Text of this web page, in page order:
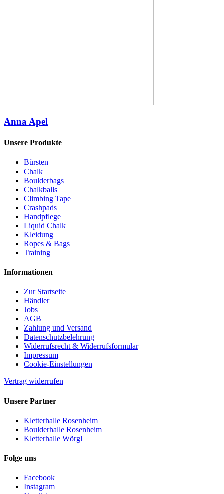
Anna Apel
Unsere Produkte
Bürsten
Chalk
Boulderbags
Chalkballs
Climbing Tape
Crashpads
Handpflege
Liquid Chalk
Kleidung
Ropes & Bags
Training
Informationen
Zur Startseite
Händler
Jobs
AGB
Zahlung und Versand
Datenschutzbelehrung
Widerrufsrecht & Widerrufsformular
Impressum
Cookie-Einstellungen
Vertrag widerrufen
Unsere Partner
Kletterhalle Rosenheim
Boulderhalle Rosenheim
Kletterhalle Wörgl
Folge uns
Facebook
Instagram